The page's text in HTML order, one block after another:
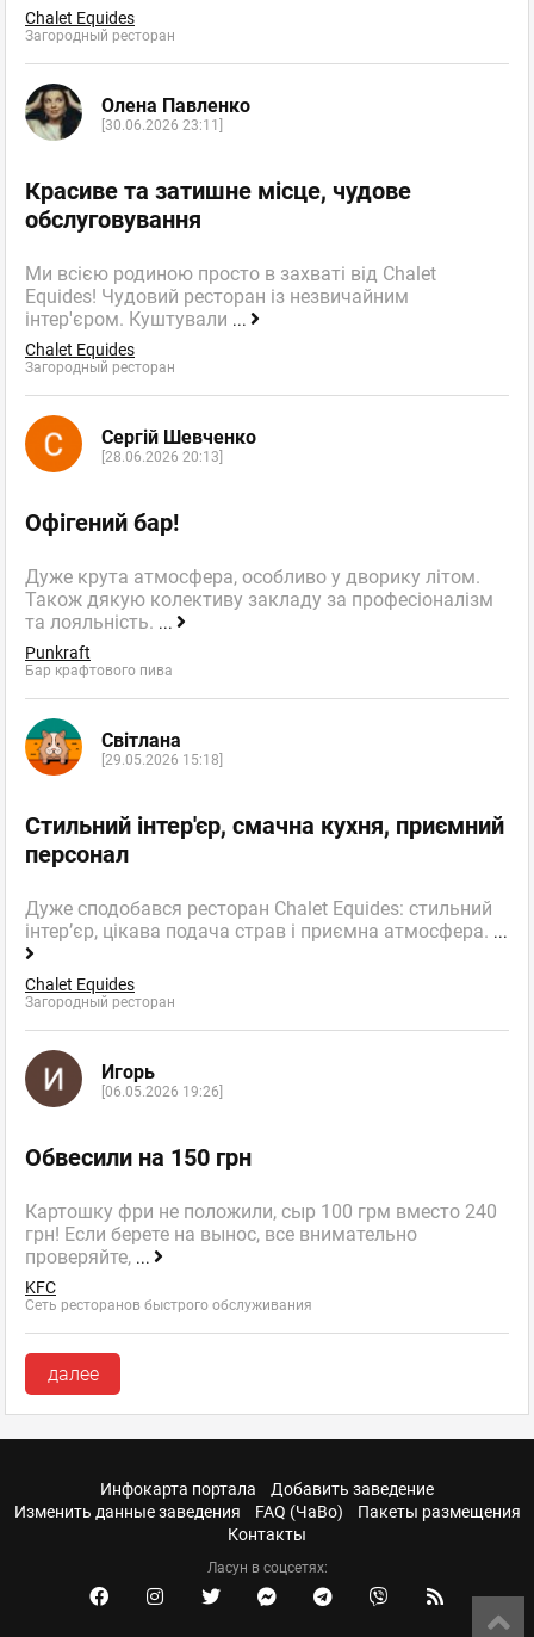
Chalet Equides
Загородный ресторан
Олена Павленко
[30.06.2026 23:11]
Красиве та затишне місце, чудове
обслуговування
Ми всією родиною просто в захваті від Chalet
Equides! Чудовий ресторан із незвичайним
інтер'єром. Куштували ...
Chalet Equides
Загородный ресторан
Сергій Шевченко
[28.06.2026 20:13]
Офігений бар!
Дуже крута атмосфера, особливо у дворику літом.
Також дякую колективу закладу за професіоналізм
та лояльність. ...
Punkraft
Бар крафтового пива
Світлана
[29.05.2026 15:18]
Стильний інтер'єр, смачна кухня, приємний
персонал
Дуже сподобався ресторан Chalet Equides: стильний
інтер’єр, цікава подача страв і приємна атмосфера. ...
Chalet Equides
Загородный ресторан
Игорь
[06.05.2026 19:26]
Обвесили на 150 грн
Картошку фри не положили, сыр 100 грм вместо 240
грн! Если берете на вынос, все внимательно
проверяйте, ...
KFC
Сеть ресторанов быстрого обслуживания
далее
Инфокарта портала
Добавить заведение
Изменить данные заведения
FAQ (ЧаВо)
Пакеты размещения
Контакты
Ласун в соцсетях: